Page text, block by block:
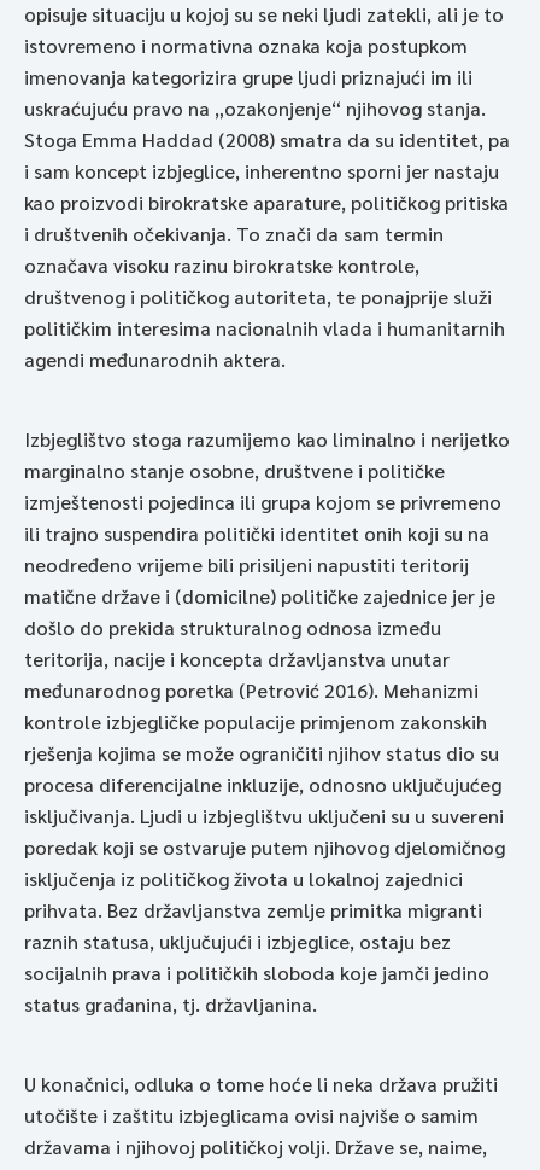
opisuje situaciju u kojoj su se neki ljudi zatekli, ali je to
istovremeno i normativna oznaka koja postupkom
imenovanja kategorizira grupe ljudi priznajući im ili
uskraćujuću pravo na „ozakonjenje“ njihovog stanja.
Stoga Emma Haddad (2008) smatra da su identitet, pa
i sam koncept izbjeglice, inherentno sporni jer nastaju
kao proizvodi birokratske aparature, političkog pritiska
i društvenih očekivanja. To znači da sam termin
označava visoku razinu birokratske kontrole,
društvenog i političkog autoriteta, te ponajprije služi
političkim interesima nacionalnih vlada i humanitarnih
agendi međunarodnih aktera.
Izbjeglištvo stoga razumijemo kao liminalno i nerijetko
marginalno stanje osobne, društvene i političke
izmještenosti pojedinca ili grupa kojom se privremeno
ili trajno suspendira politički identitet onih koji su na
neodređeno vrijeme bili prisiljeni napustiti teritorij
matične države i (domicilne) političke zajednice jer je
došlo do prekida strukturalnog odnosa između
teritorija, nacije i koncepta državljanstva unutar
međunarodnog poretka (Petrović 2016). Mehanizmi
kontrole izbjegličke populacije primjenom zakonskih
rješenja kojima se može ograničiti njihov status dio su
procesa diferencijalne inkluzije, odnosno uključujućeg
isključivanja. Ljudi u izbjeglištvu uključeni su u suvereni
poredak koji se ostvaruje putem njihovog djelomičnog
isključenja iz političkog života u lokalnoj zajednici
prihvata. Bez državljanstva zemlje primitka migranti
raznih statusa, uključujući i izbjeglice, ostaju bez
socijalnih prava i političkih sloboda koje jamči jedino
status građanina, tj. državljanina.
U konačnici, odluka o tome hoće li neka država pružiti
utočište i zaštitu izbjeglicama ovisi najviše o samim
državama i njihovoj političkoj volji. Države se, naime,